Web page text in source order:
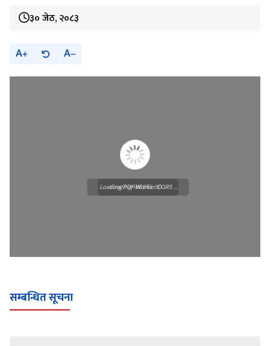
३० जेठ, २०८३
A A
Loading WEBGL 3D ...
Loading PDF Worker CORS ...
सम्बन्धित सूचना